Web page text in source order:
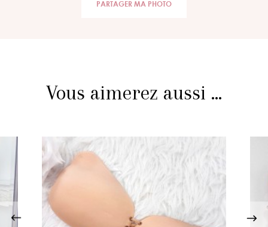
PARTAGER MA PHOTO
Vous aimerez aussi ...